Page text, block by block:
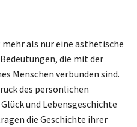
als nur eine ästhetische
die mit der
Menschen verbunden sind.
des persönlichen
und Lebensgeschichte
die Geschichte ihrer